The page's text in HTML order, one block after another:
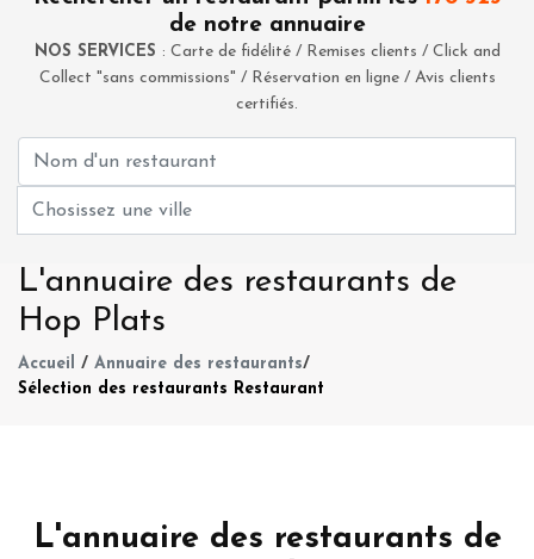
de notre annuaire
NOS SERVICES : Carte de fidélité / Remises clients / Click and
Collect "sans commissions" / Réservation en ligne / Avis clients
certifiés.
L'annuaire des restaurants de
Hop Plats
Accueil / Annuaire des restaurants/
Sélection des restaurants Restaurant
L'annuaire des restaurants de